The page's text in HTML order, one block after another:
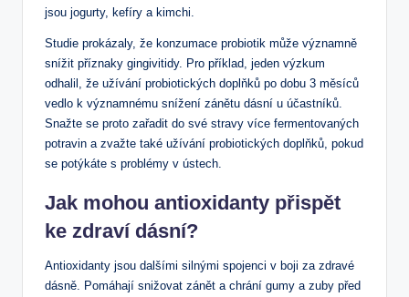
jsou jogurty, kefíry ​a kimchi.
Studie‌ prokázaly, že konzumace probiotik může významně
snížit příznaky gingivitidy.‌ Pro příklad, jeden výzkum⁤
odhalil, že užívání probiotických doplňků po ⁢dobu 3​ měsíců
vedlo k významnému snížení zánětu dásní u účastníků.
Snažte se proto zařadit do⁣ své stravy více fermentovaných
potravin a zvažte ⁣také užívání probiotických⁣ doplňků, pokud
se potýkáte s problémy v ústech.
Jak mohou antioxidanty​ přispět
ke zdraví dásní?
Antioxidanty jsou⁢ dalšími silnými spojenci v boji za zdravé
dásně. Pomáhají snižovat zánět a chrání ⁢gumy a zuby před